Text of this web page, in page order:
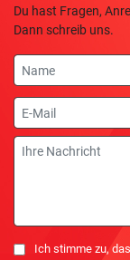
Du hast Fragen,
Dann schreib uns.
Name
E-
Mail
Nachricht
Einwilligung
Ich stimme zu,